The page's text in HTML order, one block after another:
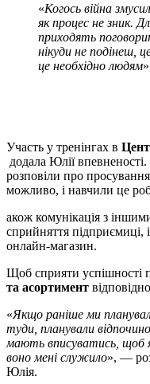
«Когось війна
як процес не зник.
приходять
нікуди не подінеш,
це необхідно людям
Участь у тренінгах в
додала Юлії
розповіли про
можливо, і навчили це
акож комунікація з
сприйняття підприємиці,
онлайн-магазин.
Щоб сприяти успішності
та асортимент
«Якщо раніше ми
туди, планували
мають вписуватись, щоб я
воно мені служило», —
Юлія.